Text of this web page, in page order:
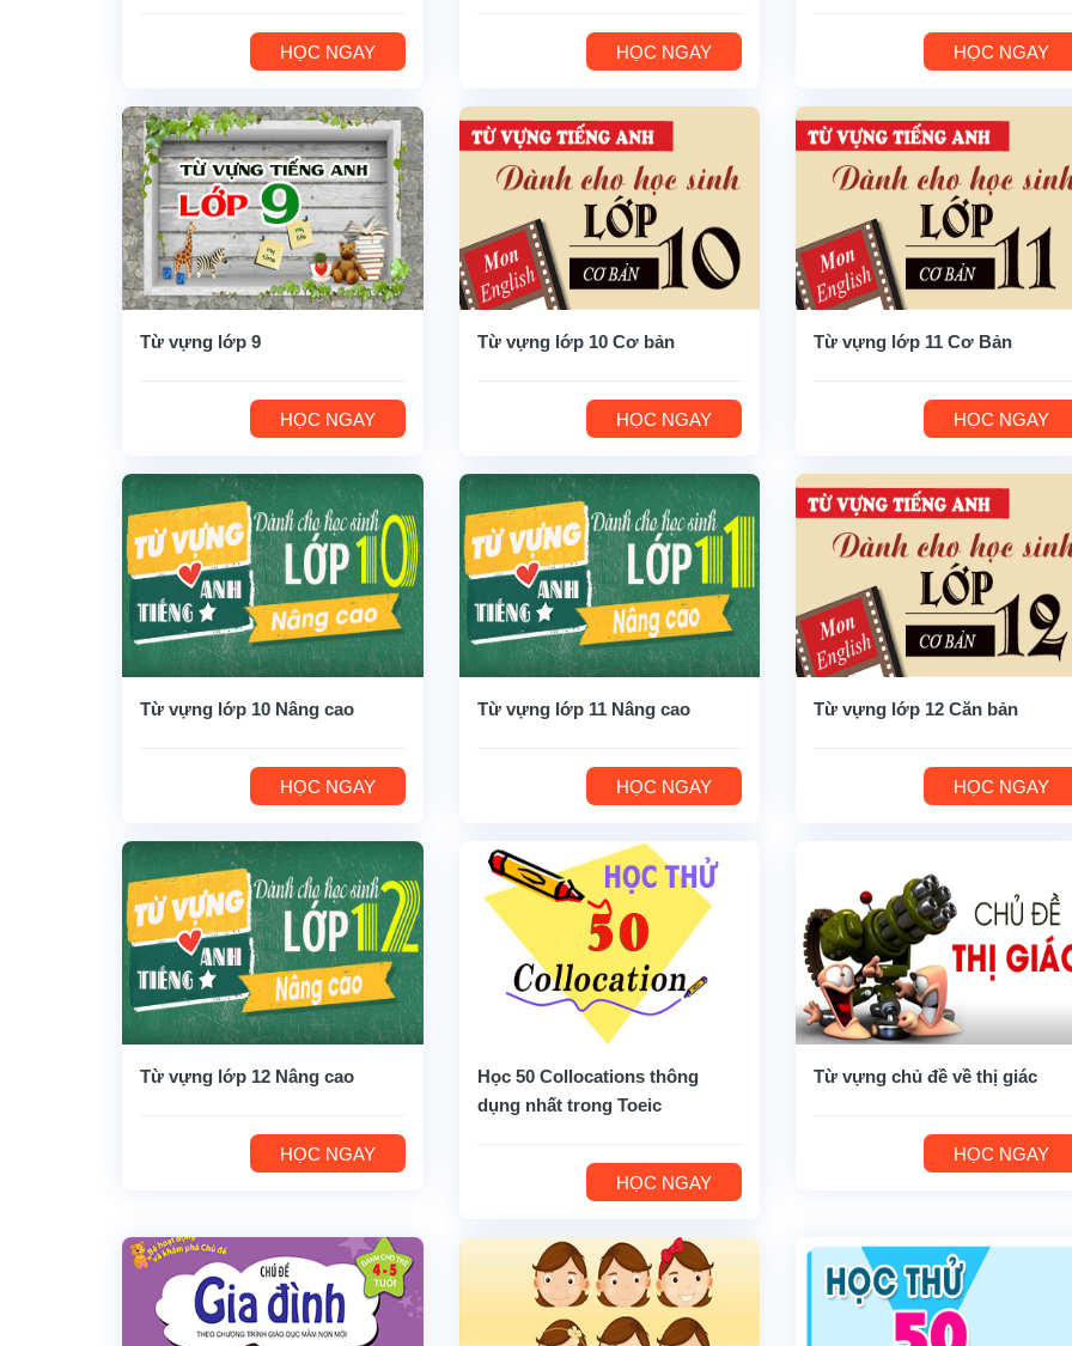
HỌC NGAY HỌC NGAY HỌC NGAY
Từ vựng lớp 9
HỌC NGAY
Từ vựng lớp 10 Cơ bản
HỌC NGAY
Từ vựng lớp 11 Cơ Bản
HỌC NGAY
Từ vựng lớp 10 Nâng cao
HỌC NGAY
Từ vựng lớp 11 Nâng cao
HỌC NGAY
Từ vựng lớp 12 Căn bản
HỌC NGAY
Từ vựng lớp 12 Nâng cao
HỌC NGAY
Học 50 Collocations thông
dụng nhất trong Toeic
HỌC NGAY
Từ vựng chủ đề về thị giác
HỌC NGAY